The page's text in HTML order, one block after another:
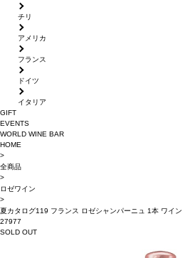
チリ
アメリカ
フランス
ドイツ
イタリア
GIFT
EVENTS
WORLD WINE BAR
HOME
>
全商品
>
ロゼワイン
>
夏カタログ119 フランス ロゼシャンパーニュ 1本 ワイン
27977
SOLD OUT